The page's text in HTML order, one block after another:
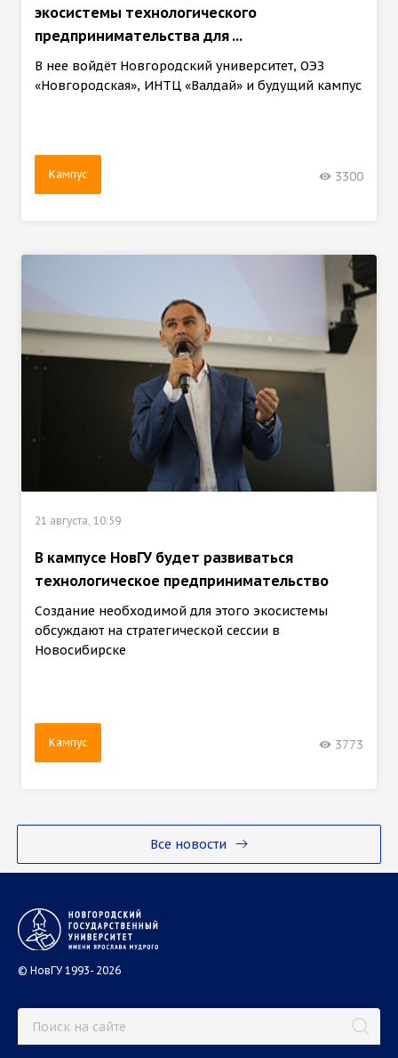
Все новости
экосистемы технологического
предпринимательства для ...
В нее войдёт Новгородский университет, ОЭЗ
«Новгородская», ИНТЦ «Валдай» и будущий кампус
Кампус 3300
21 августа, 10:59
В кампусе НовГУ будет развиваться
технологическое предпринимательство
Создание необходимой для этого экосистемы
обсуждают на стратегической сессии в
Новосибирске
Кампус 3773
© НовГУ 1993- 2026